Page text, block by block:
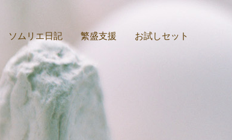
ソムリエ日記 繁盛支援 お試しセット